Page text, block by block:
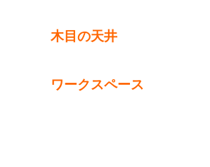
の天井
クスペース